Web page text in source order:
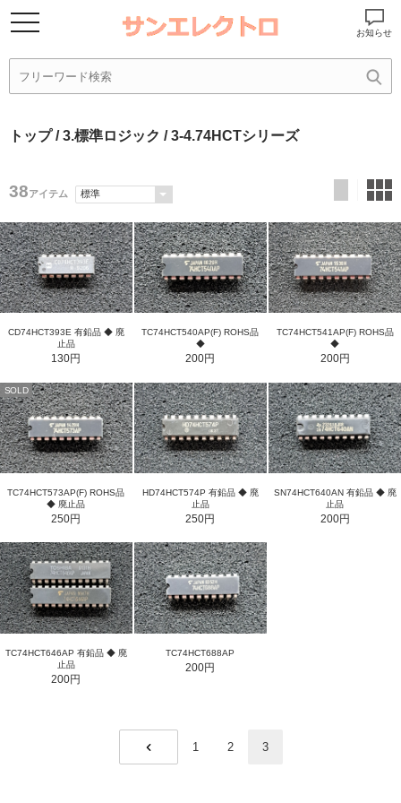
お知らせ
トップ/3.標準ロジック / 3-4.74HCTシリーズ
38アイテム
CD74HCT393E 有鉛品 ◆ 廃
止品
130円
TC74HCT540AP(F) ROHS品
◆
200円
TC74HCT541AP(F) ROHS品
◆
200円
SOLD
TC74HCT573AP(F) ROHS品
◆ 廃止品
250円
HD74HCT574P 有鉛品 ◆ 廃
止品
250円
SN74HCT640AN 有鉛品 ◆ 廃
止品
200円
TC74HCT646AP 有鉛品 ◆ 廃
止品
200円
TC74HCT688AP
200円
1 2 3